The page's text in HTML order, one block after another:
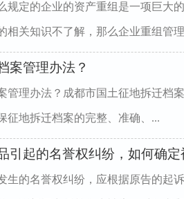
规定的企业的资产重组是一项巨大
相关知识不了解，那么企业重组管
案管理办法？
管理办法？成都市国土征地拆迁档
征地拆迁档案的完整、准确、...
引起的名誉权纠纷，如何确定
生的名誉权纠纷，应根据原告的起